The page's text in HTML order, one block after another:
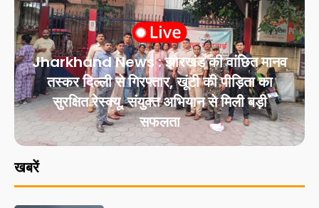
Jharkhand News : झारखंड की वांछित मानव
तस्कर दिल्ली से गिरफ्तार, खूंटी की पीड़िता का
सुरक्षित रेस्क्यू, संयुक्त अभियान से मिली बड़ी
सफलता
खबरें